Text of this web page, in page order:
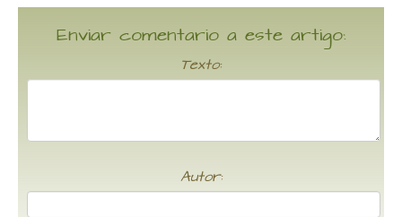
Enviar comentario a este artigo:
Texto:
Autor: